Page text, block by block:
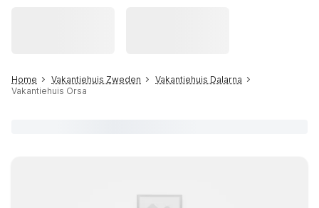
Home Vakantiehuis Zweden
Vakantiehuis Dalarna
Vakantiehuis Orsa